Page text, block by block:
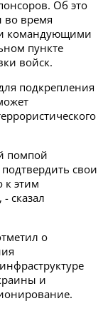
Об это
во время
командующими
пункте
войск.
подкрепления
помпой
свои
к этим
сказал
о
и